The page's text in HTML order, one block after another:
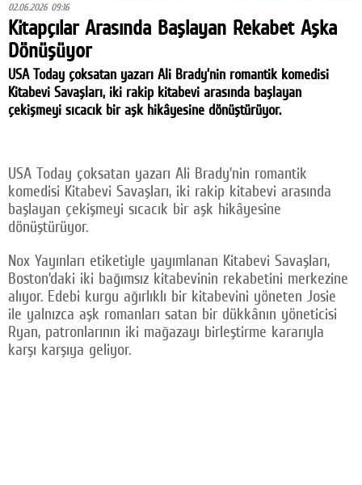
02.06.2026 09:16
Kitapçılar Arasında Başlayan Rekabet Aşka
Dönüşüyor
USA Today çoksatan yazarı Ali Brady’nin romantik komedisi
Kitabevi Savaşları, iki rakip kitabevi arasında başlayan
çekişmeyi sıcacık bir aşk hikâyesine dönüştürüyor.
USA Today çoksatan yazarı Ali Brady’nin romantik
komedisi Kitabevi Savaşları, iki rakip kitabevi arasında
başlayan çekişmeyi sıcacık bir aşk hikâyesine
dönüştürüyor.
Nox Yayınları etiketiyle yayımlanan Kitabevi Savaşları,
Boston’daki iki bağımsız kitabevinin rekabetini merkezine
alıyor. Edebi kurgu ağırlıklı bir kitabevini yöneten Josie
ile yalnızca aşk romanları satan bir dükkânın yöneticisi
Ryan, patronlarının iki mağazayı birleştirme kararıyla
karşı karşıya geliyor.